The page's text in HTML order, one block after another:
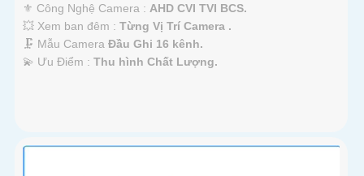
⚜️ Công Nghệ Camera : AHD CVI TVI BCS.
💥 Xem ban đêm : Từng Vị Trí Camera .
🗜️ Mẫu Camera Đầu Ghi 16 kênh.
️💫 Ưu Điểm : Thu hình Chất Lượng.